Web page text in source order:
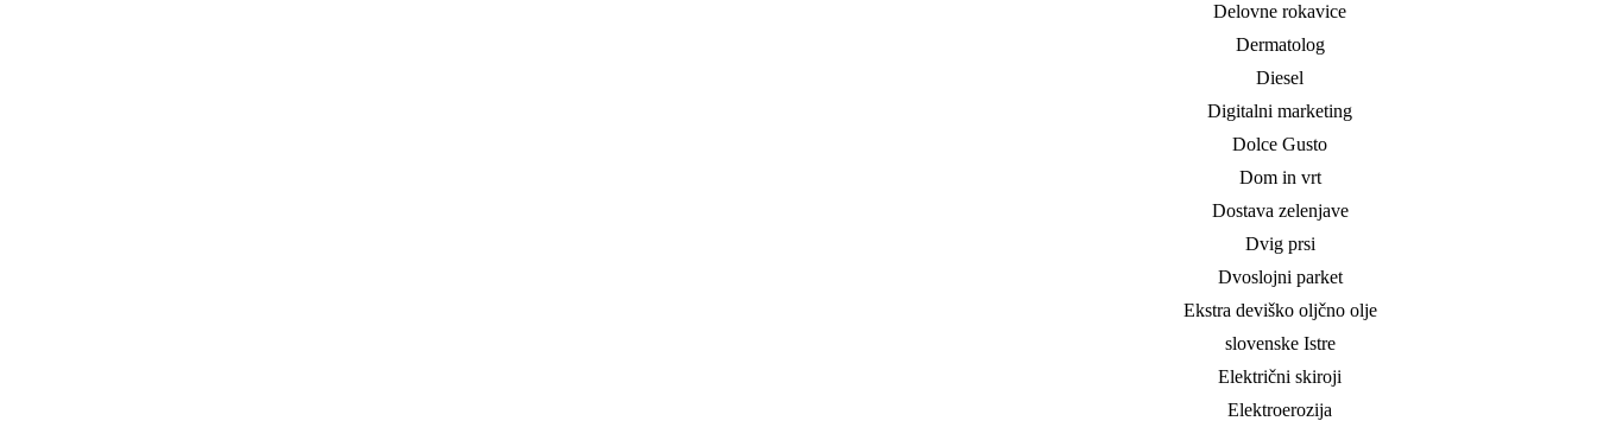
Delovne rokavice
Dermatolog
Diesel
Digitalni marketing
Dolce Gusto
Dom in vrt
Dostava zelenjave
Dvig prsi
Dvoslojni parket
Ekstra deviško oljčno olje
slovenske Istre
Električni skiroji
Elektroerozija